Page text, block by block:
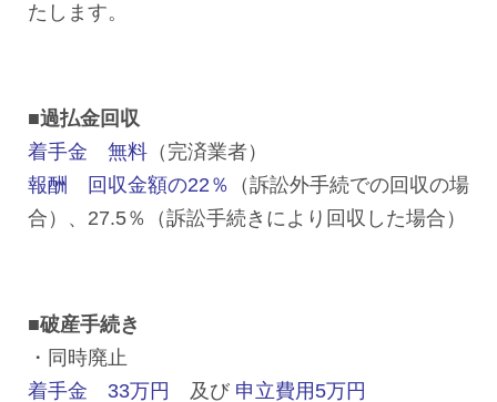
たします。
■過払金回収
着手金 無料 （完済業者）
報酬 回収金額の22％ （訴訟外手続での回収の場
合）、27.5％（訴訟手続きにより回収した場合）
■破産手続き
・同時廃止
着手金 33万円
及び 申立費用5万円